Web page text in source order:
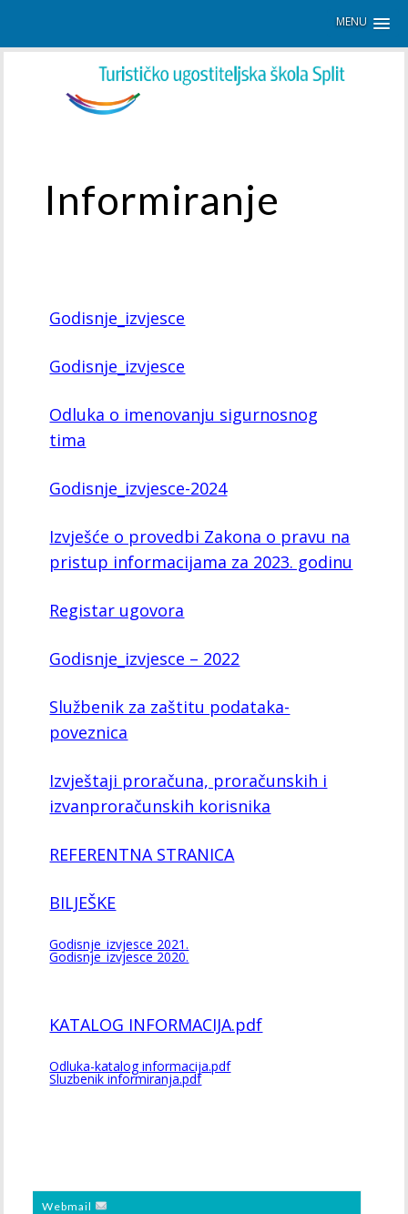
MENU
Informiranje
Godisnje_izvjesce
Godisnje_izvjesce
Odluka o imenovanju sigurnosnog
tima
Godisnje_izvjesce-2024
Izvješće o provedbi Zakona o pravu na
pristup informacijama za 2023. godinu
Registar ugovora
Godisnje_izvjesce – 2022
Službenik za zaštitu podataka-
poveznica
Izvještaji proračuna, proračunskih i
izvanproračunskih korisnika
REFERENTNA STRANICA
BILJEŠKE
Godisnje_izvjesce 2021.
Godisnje_izvjesce 2020.
KATALOG INFORMACIJA.pdf
Odluka-katalog informacija.pdf
Sluzbenik informiranja.pdf
Webmail